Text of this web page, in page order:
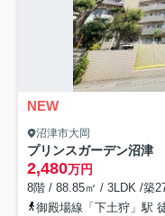
NEW
沼津市大岡
プリンスガーデン沼津
2,480万円
8階 / 88.85㎡ / 3LDK /築
御殿場線「下土狩」駅